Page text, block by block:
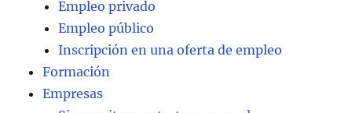
Empleo privado
Empleo público
Inscripción en una oferta de empleo
Formación
Empresas